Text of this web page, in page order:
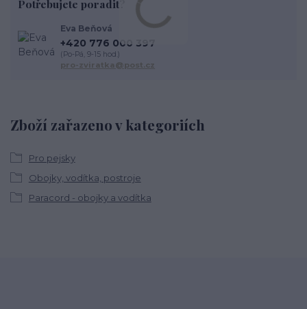
Zboží zařazeno v kategoriích
Pro pejsky
Obojky, vodítka, postroje
Paracord - obojky a vodítka
Potřebujete poradit?
Eva Beňová
+420 776 000 397
(Po-Pá, 9-15 hod.)
pro-zviratka@post.cz